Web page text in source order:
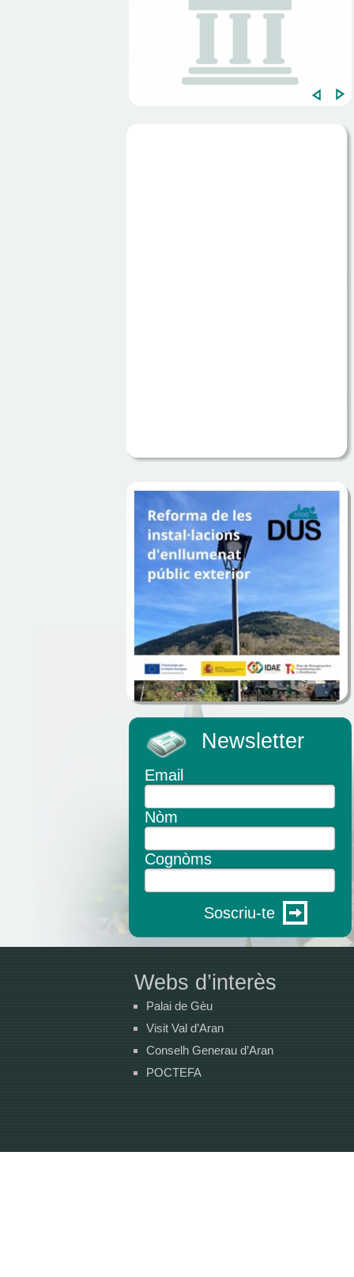
Newsletter
Email
Nòm
Cognòms
Soscriu-te
Webs d’interès
Palai de Gèu
Visit Val d’Aran
Conselh Generau d’Aran
POCTEFA